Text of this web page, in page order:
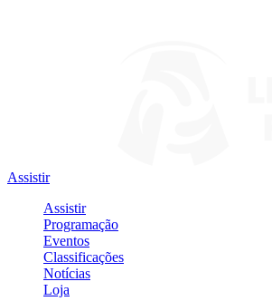
Assistir
Assistir
Programação
Eventos
Classificações
Notícias
Loja